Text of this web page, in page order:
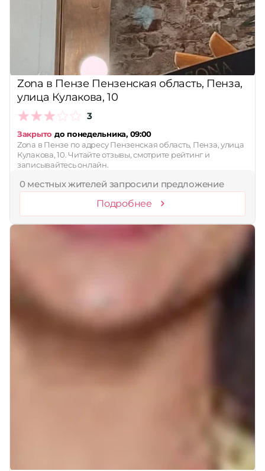
Принимает сертификаты
Применить
Сбросить
Zona в Пензе Пензенская область, Пенза,
улица Кулакова, 10
3
Закрыто до понедельника, 09:00
Zona в Пензе по адресу Пензенская область, Пенза, улица
Кулакова, 10. Читайте отзывы, смотрите рейтинг и
записывайтесь онлайн.
0 местных жителей запросили предложение
Подробнее